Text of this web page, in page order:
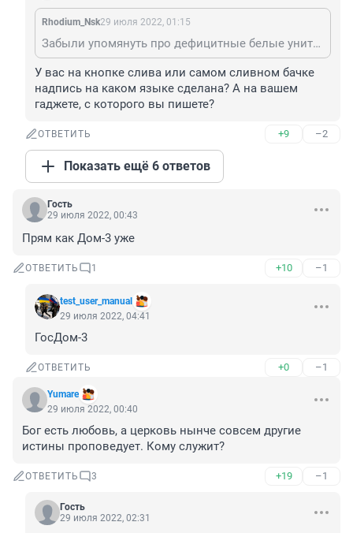
Rhodium_Nsk29 июля 2022, 01:15
Забыли упомянуть про дефицитные белые унитазы 😂
У вас на кнопке слива или самом сливном бачке
надпись на каком языке сделана? А на вашем
гаджете, с которого вы пишете?
ОТВЕТИТЬ +9 –2
Показать ещё 6 ответов
Гость
29 июля 2022, 00:43
Прям как Дом-3 уже
ОТВЕТИТЬ 1 +10 –1
test_user_manual
29 июля 2022, 04:41
ГосДом-3
ОТВЕТИТЬ +0 –1
Yumare
29 июля 2022, 00:40
Бог есть любовь, а церковь нынче совсем другие
истины проповедует. Кому служит?
ОТВЕТИТЬ 3 +19 –1
Гость
29 июля 2022, 02:31